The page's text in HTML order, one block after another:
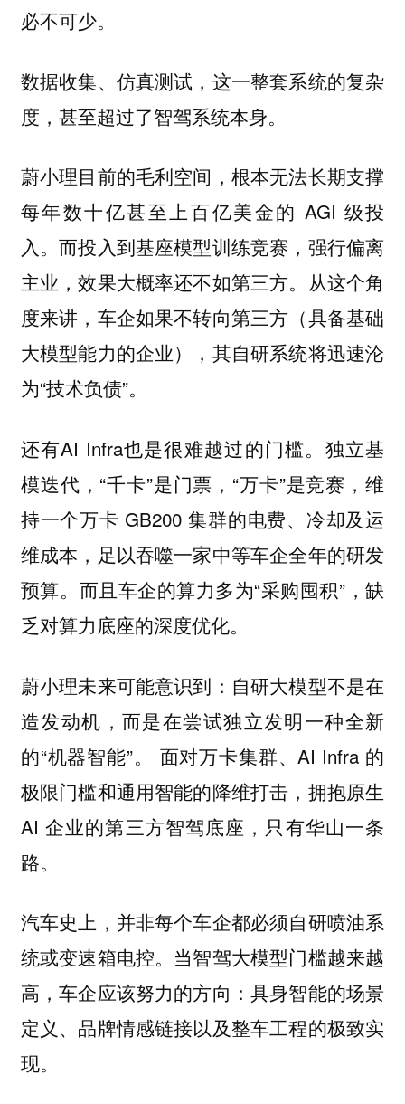
必不可少。
数据收集、仿真测试，这一整套系统的复杂
度，甚至超过了智驾系统本身。
蔚小理目前的毛利空间，根本无法长期支撑
每年数十亿甚至上百亿美金的 AGI 级投
入。而投入到基座模型训练竞赛，强行偏离
主业，效果大概率还不如第三方。从这个角
度来讲，车企如果不转向第三方（具备基础
大模型能力的企业），其自研系统将迅速沦
为“技术负债”。
还有AI Infra也是很难越过的门槛。独立基
模迭代，“千卡”是门票，“万卡”是竞赛，维
持一个万卡 GB200 集群的电费、冷却及运
维成本，足以吞噬一家中等车企全年的研发
预算。而且车企的算力多为“采购囤积”，缺
乏对算力底座的深度优化。
蔚小理未来可能意识到：自研大模型不是在
造发动机，而是在尝试独立发明一种全新
的“机器智能”。 面对万卡集群、AI Infra 的
极限门槛和通用智能的降维打击，拥抱原生
AI 企业的第三方智驾底座，只有华山一条
路。
汽车史上，并非每个车企都必须自研喷油系
统或变速箱电控。当智驾大模型门槛越来越
高，车企应该努力的方向：具身智能的场景
定义、品牌情感链接以及整车工程的极致实
现。